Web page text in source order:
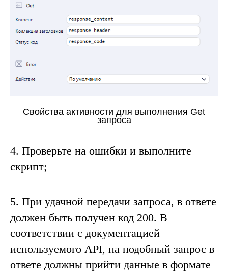
Свойства активности для выполнения Get
запроса
4. Проверьте на ошибки и выполните
скрипт;
5. При удачной передачи запроса, в ответе
должен быть получен код 200. В
соответствии с документацией
используемого API, на подобный запрос в
ответе должны прийти данные в формате